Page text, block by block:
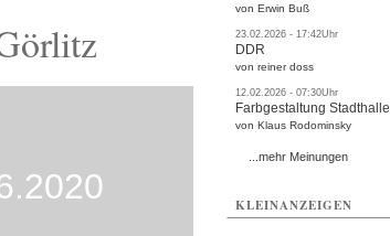
von Erwin Buß
23.02.2026 - 17:42Uhr
DDR
von reiner doss
12.02.2026 - 07:30Uhr
Farbgestaltung Stadthalle
von Klaus Rodominsky
...mehr Meinungen
KLEINANZEIGEN